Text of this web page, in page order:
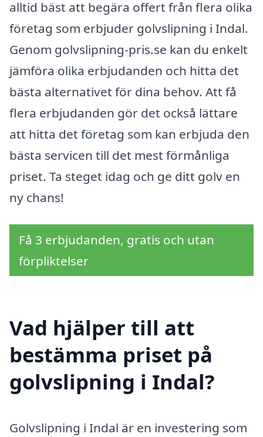
alltid bäst att begära offert från flera olika
företag som erbjuder golvslipning i Indal.
Genom golvslipning-pris.se kan du enkelt
jämföra olika erbjudanden och hitta det
bästa alternativet för dina behov. Att få
flera erbjudanden gör det också lättare
att hitta det företag som kan erbjuda den
bästa servicen till det mest förmånliga
priset. Ta steget idag och ge ditt golv en
ny chans!
Få 3 erbjudanden, gratis och utan
förpliktelser
Vad hjälper till att
bestämma priset på
golvslipning i Indal?
Golvslipning i Indal är en investering som